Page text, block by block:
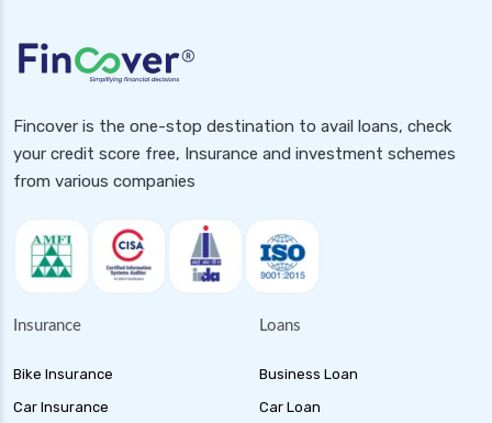
Fincover is the one-stop destination to avail loans, check
your credit score free, Insurance and investment schemes
from various companies
Insurance
Bike Insurance
Car Insurance
Loans
Business Loan
Car Loan